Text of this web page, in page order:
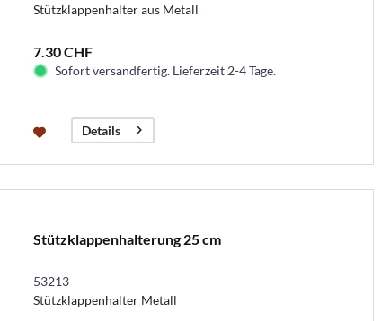
Stützklappenhalter aus Metall
7.30 CHF
Sofort versandfertig. Lieferzeit 2-4 Tage.
Details
Stützklappenhalterung 25 cm
53213
Stützklappenhalter Metall